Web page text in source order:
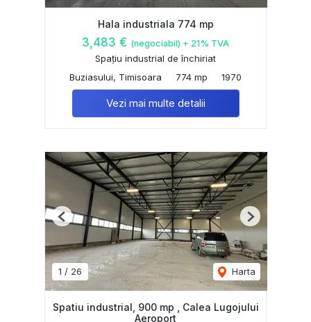
Hala industriala 774 mp
3,483 € (negociabil) + 21% TVA
Spațiu industrial de închiriat
Buziasului, Timisoara
774 mp 1970
Vezi mai multe detalii
1 / 26 Harta
Previous Next
Spatiu industrial, 900 mp , Calea Lugojului
Aeroport